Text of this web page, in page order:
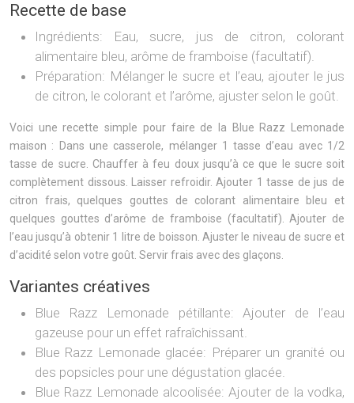
Recette de base
Ingrédients: Eau, sucre, jus de citron, colorant
alimentaire bleu, arôme de framboise (facultatif).
Préparation: Mélanger le sucre et l’eau, ajouter le jus
de citron, le colorant et l’arôme, ajuster selon le goût.
Voici une recette simple pour faire de la Blue Razz Lemonade
maison : Dans une casserole, mélanger 1 tasse d’eau avec 1/2
tasse de sucre. Chauffer à feu doux jusqu’à ce que le sucre soit
complètement dissous. Laisser refroidir. Ajouter 1 tasse de jus de
citron frais, quelques gouttes de colorant alimentaire bleu et
quelques gouttes d’arôme de framboise (facultatif). Ajouter de
l’eau jusqu’à obtenir 1 litre de boisson. Ajuster le niveau de sucre et
d’acidité selon votre goût. Servir frais avec des glaçons.
Variantes créatives
Blue Razz Lemonade pétillante: Ajouter de l’eau
gazeuse pour un effet rafraîchissant.
Blue Razz Lemonade glacée: Préparer un granité ou
des popsicles pour une dégustation glacée.
Blue Razz Lemonade alcoolisée: Ajouter de la vodka,